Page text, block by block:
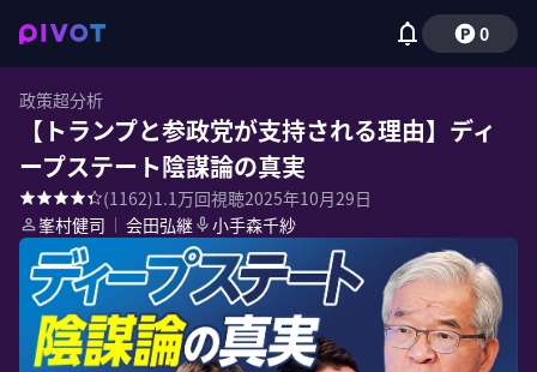
0
政策超分析
【トランプと参政党が支持される理由】ディ
ープステート陰謀論の真実
(1162)1.1万回視聴2025年10月29日
峯村健司 ｜ 会田弘継 小手森千紗